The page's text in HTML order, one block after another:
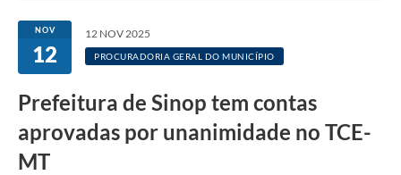
NOV
12
12 NOV 2025
PROCURADORIA GERAL DO MUNICÍPIO
Prefeitura de Sinop tem contas
aprovadas por unanimidade no TCE-
MT